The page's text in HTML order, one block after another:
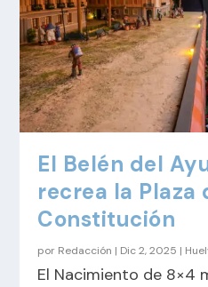
El Belén del
recrea la Plaza
Constitución
por Redacción | Dic 2, 2025 |
El Nacimiento de 8×4